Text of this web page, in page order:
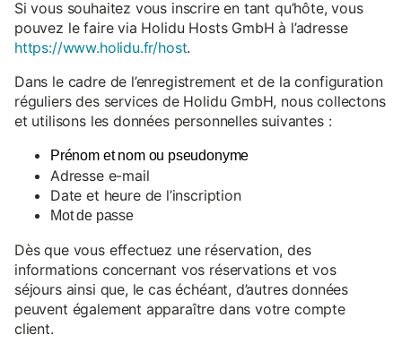
Si vous souhaitez vous inscrire en tant qu’hôte, vous
pouvez le faire via Holidu Hosts GmbH à l’adresse
https://www.holidu.fr/host.
Dans le cadre de l’enregistrement et de la configuration
réguliers des services de Holidu GmbH, nous collectons
et utilisons les données personnelles suivantes :
Prénom et nom ou pseudonyme
Adresse e-mail
Date et heure de l’inscription
Mot de passe
Dès que vous effectuez une réservation, des
informations concernant vos réservations et vos
séjours ainsi que, le cas échéant, d’autres données
peuvent également apparaître dans votre compte
client.